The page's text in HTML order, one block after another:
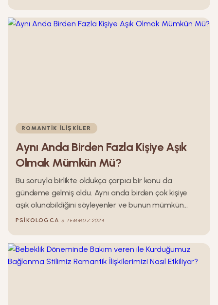
yapmalıyız ? Bu yazı dizisinde duygusal bağı
güçlendirmek için dikkat etmeniz gereken ,
ROMANTIK İLIŞKILER
Aynı Anda Birden Fazla Kişiye Aşık
Olmak Mümkün Mü?
Bu soruyla birlikte oldukça çarpıcı bir konu da
gündeme gelmiş oldu. Aynı anda birden çok kişiye
aşık olunabildiğini söyleyenler ve bunun mümkün
olmayacağını söyleyenler, çoktan karşı karşıya gelmiş
olabilmek mümkün mü? Bu yazımızda bu konu
üzerinde duracağız.
PSIKOLOGCA 6 TEMMUZ 2024